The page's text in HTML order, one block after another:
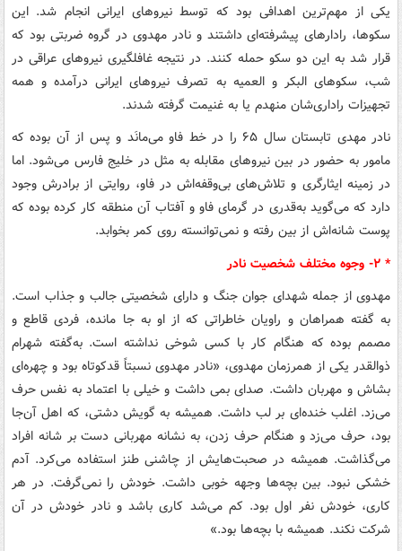
یکی از مهم‌ترین اهدافی بود که توسط نیروهای ایرانی انجام شد. این
سکوها، رادارهای پیشرفته‌ای داشتند و نادر مهدوی در گروه ضربتی بود که
قرار شد به این دو سکو حمله کنند. در نتیجه غافلگیری نیروهای عراقی در
شب، سکوهای البکر و العمیه به تصرف نیروهای ایرانی درآمده و همه
تجهیزات راداری‌شان منهدم یا به غنیمت گرفته شدند.
نادر مهدی تابستان سال ۶۵ را در خط فاو می‌مانَد و پس از آن بوده که
مامور به حضور در بین نیروهای مقابله به مثل در خلیج فارس می‌شود. اما
در زمینه ایثارگری و تلاش‌های بی‌وقفه‌اش در فاو، روایتی از برادرش وجود
دارد که می‌گوید به‌قدری در گرمای فاو و آفتاب آن منطقه کار کرده بوده که
پوست شانه‌اش از بین رفته و نمی‌توانسته روی کمر بخوابد.
* ۲- وجوه مختلف شخصیت نادر
مهدوی از جمله شهدای جوان جنگ و دارای شخصیتی جالب و جذاب است.
به گفته همراهان و راویان خاطراتی که از او به جا مانده، فردی قاطع و
مصمم بوده که هنگام کار با کسی شوخی نداشته است. به‌گفته شهرام
ذوالقدر یکی از همرزمان مهدوی، «نادر مهدوی نسبتاً قدکوتاه بود و چهره‌ای
بشاش و مهربان داشت. صدای بمی داشت و خیلی با اعتماد به نفس حرف
می‌زد. اغلب خنده‌ای بر لب داشت. همیشه به گویش دشتی، که اهل آن‌جا
بود، حرف می‌زد و هنگام حرف زدن، به نشانه مهربانی دست بر شانه افراد
می‌گذاشت. همیشه در صحبت‌هایش از چاشنی طنز استفاده می‌کرد. آدم
خشکی نبود. بین بچه‌ها وجهه خوبی داشت. خودش را نمی‌گرفت. در هر
کاری، خودش نفر اول بود. کم می‌شد کاری باشد و نادر خودش در آن
شرکت نکند. همیشه با بچه‌ها بود.»